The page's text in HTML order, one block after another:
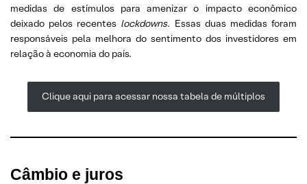
medidas de estímulos para amenizar o impacto econômico
deixado pelos recentes lockdowns. Essas duas medidas foram
responsáveis pela melhora do sentimento dos investidores em
relação à economia do país.
Clique aqui para acessar nossa tabela de múltiplos
Câmbio e juros